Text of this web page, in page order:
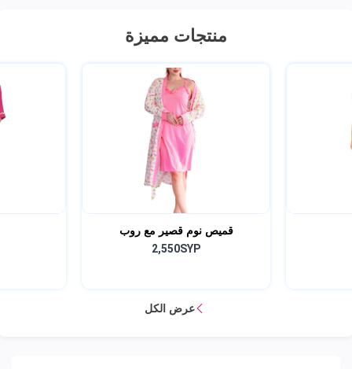
منتجات مميزة
قميص نوم قصير مع روب
2,550SYP
عرض الكل